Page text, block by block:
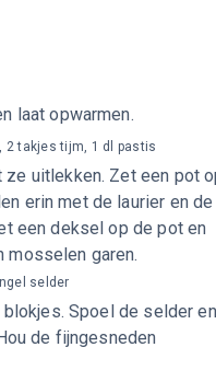
laat opwarmen.
uitlekken. Zet een pot
erin met de laurier en de
een deksel op de pot en
mosselen garen.
2 takjes tijm, 1 dl pastis
Spoel de selder en
de fijngesneden
selder